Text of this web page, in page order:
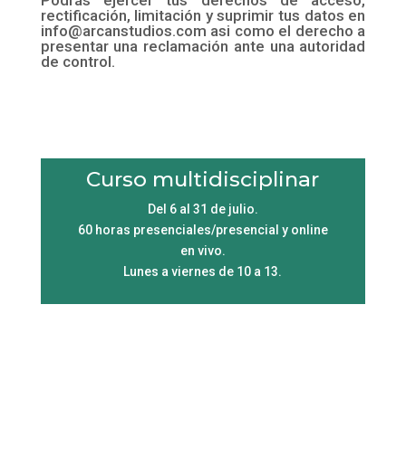
rectificación, limitación y suprimir tus datos en
info@arcanstudios.com asi como el derecho a
presentar una reclamación ante una autoridad
de control.
Curso multidisciplinar
Del 6 al 31 de julio.
60 horas presenciales/presencial y online
en vivo.
Lunes a viernes de 10 a 13.